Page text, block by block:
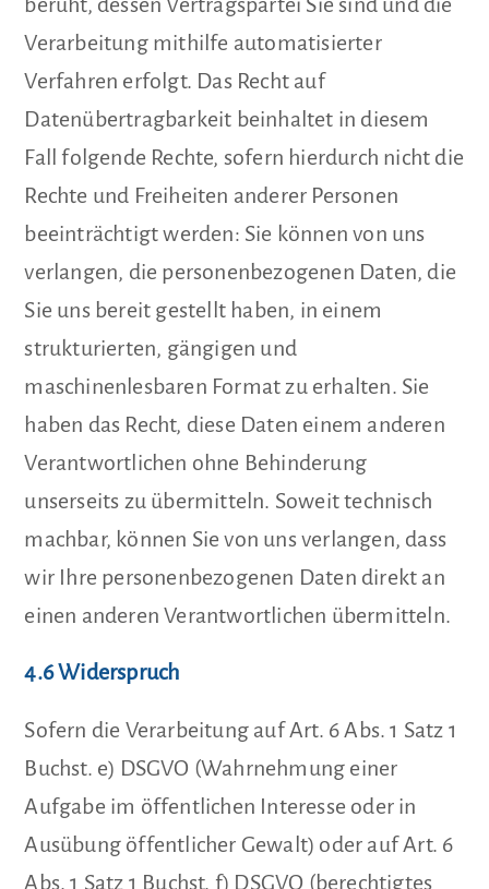
Verarbeitung mithilfe automatisierter
Verfahren erfolgt. Das Recht auf
Datenübertragbarkeit beinhaltet in diesem
Fall folgende Rechte, sofern hierdurch nicht die
Rechte und Freiheiten anderer Personen
beeinträchtigt werden: Sie können von uns
verlangen, die personenbezogenen Daten, die
Sie uns bereit gestellt haben, in einem
strukturierten, gängigen und
maschinenlesbaren Format zu erhalten. Sie
haben das Recht, diese Daten einem anderen
Verantwortlichen ohne Behinderung
unserseits zu übermitteln. Soweit technisch
machbar, können Sie von uns verlangen, dass
wir Ihre personenbezogenen Daten direkt an
einen anderen Verantwortlichen übermitteln.
4.6 Widerspruch
Sofern die Verarbeitung auf Art. 6 Abs. 1 Satz 1
Buchst. e) DSGVO (Wahrnehmung einer
Aufgabe im öffentlichen Interesse oder in
Ausübung öffentlicher Gewalt) oder auf Art. 6
Abs. 1 Satz 1 Buchst. f) DSGVO (berechtigtes